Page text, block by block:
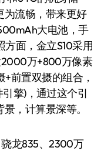
为流畅，带来更好
大电池，手
面，金立S10采用
万+800万像素
前置双摄的组合，
擎)，通过这个引
，计算景深等。
龙835、2300万